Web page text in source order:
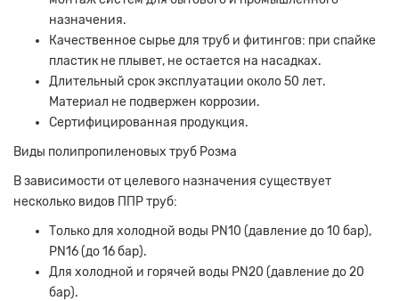
назначения.
Качественное сырье для труб и фитингов: при спайке
пластик не плывет, не остается на насадках.
Длительный срок эксплуатации около 50 лет.
Материал не подвержен коррозии.
Сертифицированная продукция.
Виды полипропиленовых труб Розма
В зависимости от целевого назначения существует
несколько видов ППР труб:
Только для холодной воды PN10 (давление до 10 бар),
PN16 (до 16 бар).
Для холодной и горячей воды PN20 (давление до 20
бар).